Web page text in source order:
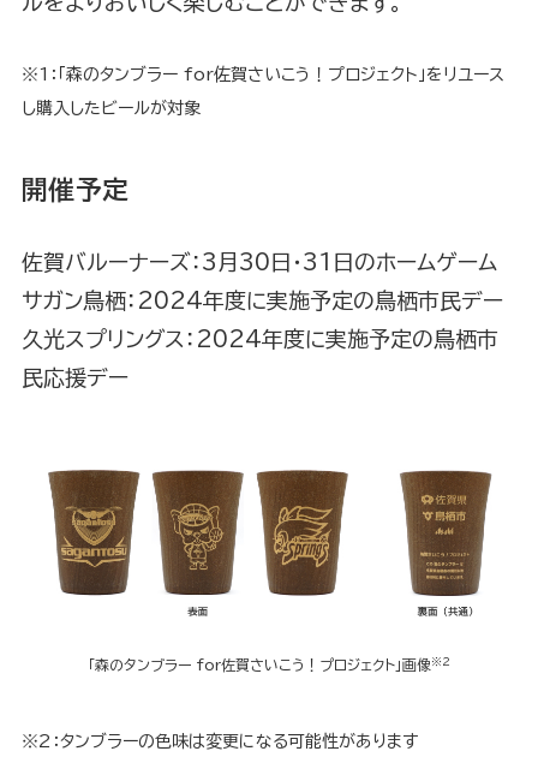
※1：「森のタンブラー for佐賀さいこう！プロジェクト」をリユース
し購入したビールが対象
開催予定
佐賀バルーナーズ：3月30日・31日のホームゲーム
サガン鳥栖：2024年度に実施予定の鳥栖市民デー
久光スプリングス：2024年度に実施予定の鳥栖市
民応援デー
「森のタンブラー for佐賀さいこう！プロジェクト」画像 ※2
※2：タンブラーの色味は変更になる可能性があります